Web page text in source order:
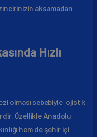
aksamadan
Hızlı
olması sebebiyle lojistik
Özellikle Anadolu
hem de şehir içi